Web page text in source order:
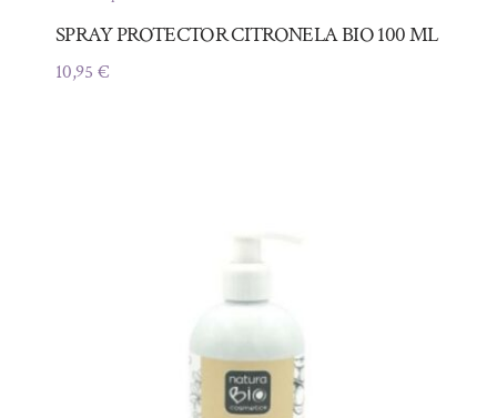
SPRAY PROTECTOR CITRONELA BIO 100 ML
10,95 €